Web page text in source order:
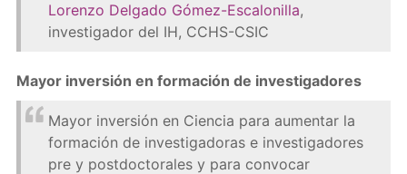
Lorenzo Delgado Gómez-Escalonilla,
investigador del IH, CCHS-CSIC
Mayor inversión en formación de investigadores
Mayor inversión en Ciencia para aumentar la
formación de investigadoras e investigadores
pre y postdoctorales y para convocar